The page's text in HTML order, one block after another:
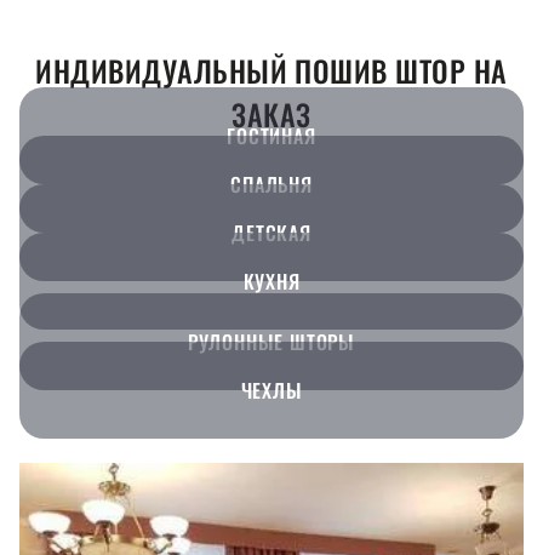
ИНДИВИДУАЛЬНЫЙ ПОШИВ ШТОР НА
ЗАКАЗ
ГОСТИНАЯ
СПАЛЬНЯ
ДЕТСКАЯ
КУХНЯ
РУЛОННЫЕ ШТОРЫ
ЧЕХЛЫ